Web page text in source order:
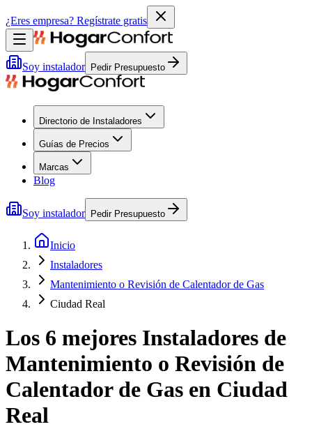
¿Eres empresa? Regístrate gratis
Soy instalador Pedir Presupuesto
Directorio de Instaladores
Guías de Precios
Marcas
Blog
Soy instalador Pedir Presupuesto
Inicio
Instaladores
Mantenimiento o Revisión de Calentador de Gas
Ciudad Real
Los 6 mejores Instaladores de
Mantenimiento o Revisión de
Calentador de Gas en Ciudad
Real